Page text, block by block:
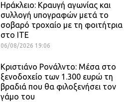
Ηράκλειο: Κραυγή αγωνίας και
συλλογή υπογραφών μετά το
σοβαρό τροχαίο με τη φοιτήτρια
στο ΙΤΕ
06/08/2026 19:06
Κριστιάνο Ρονάλντο: Μέσα στο
ξενοδοχείο των 1.300 ευρώ τη
βραδιά που θα φιλοξενήσει τον
γάμο του